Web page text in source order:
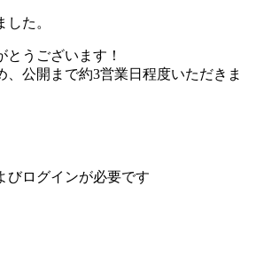
た。
とうございます！
、公開まで約3営業日程度いただきま
びログインが必要です